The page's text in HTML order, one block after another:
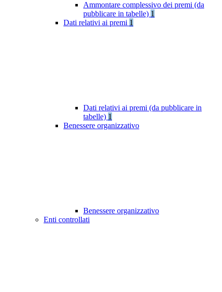
Ammontare complessivo dei premi (da
pubblicare in tabelle) 1
Dati relativi ai premi 1
Dati relativi ai premi (da pubblicare in
tabelle) 1
Benessere organizzativo
Benessere organizzativo
Enti controllati